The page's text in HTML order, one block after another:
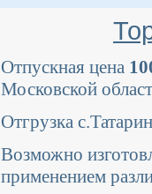
Отпускная цена
Московской
Отгрузка
Возможно
применением